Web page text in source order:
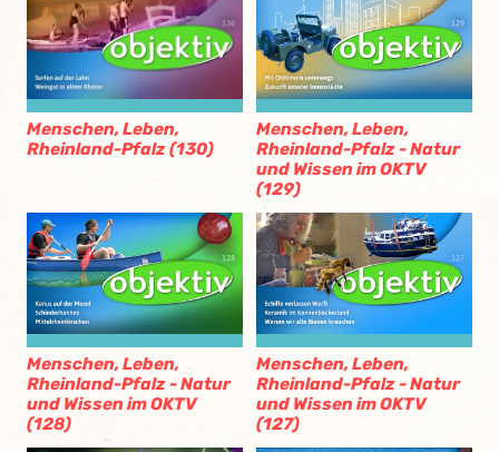
Menschen, Leben,
Rheinland-Pfalz (130)
Menschen, Leben,
Rheinland-Pfalz - Natur
und Wissen im OKTV
(129)
Menschen, Leben,
Rheinland-Pfalz - Natur
und Wissen im OKTV
(128)
Menschen, Leben,
Rheinland-Pfalz - Natur
und Wissen im OKTV
(127)